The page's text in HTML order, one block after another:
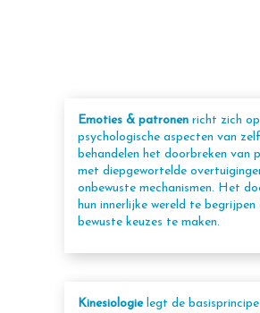
Emoties & patronen richt zich
psychologische aspecten van
behandelen het doorbreken van
met diepgewortelde
onbewuste mechanismen. Het
hun innerlijke wereld te
bewuste keuzes te maken.
Kinesiologie legt de